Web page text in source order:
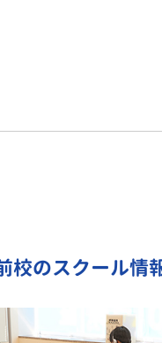
校のスクール情